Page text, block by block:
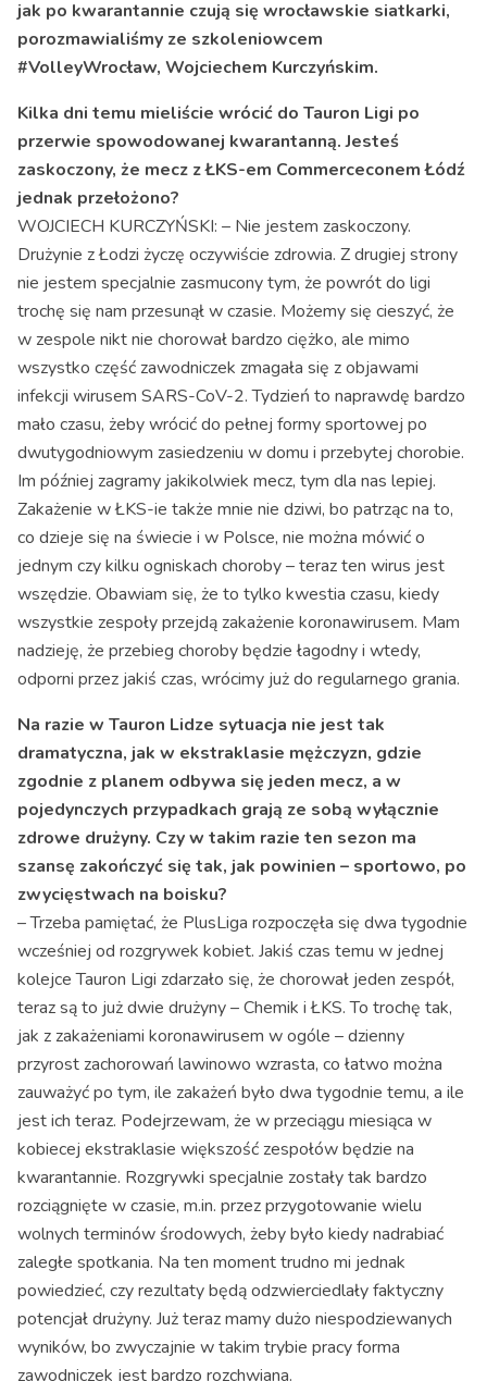
jak po kwarantannie czują się wrocławskie siatkarki,
porozmawialiśmy ze szkoleniowcem
#VolleyWrocław, Wojciechem Kurczyńskim.
Kilka dni temu mieliście wrócić do Tauron Ligi po
przerwie spowodowanej kwarantanną. Jesteś
zaskoczony, że mecz z ŁKS-em Commerceconem Łódź
jednak przełożono?
WOJCIECH KURCZYŃSKI: – Nie jestem zaskoczony.
Drużynie z Łodzi życzę oczywiście zdrowia. Z drugiej strony
nie jestem specjalnie zasmucony tym, że powrót do ligi
trochę się nam przesunął w czasie. Możemy się cieszyć, że
w zespole nikt nie chorował bardzo ciężko, ale mimo
wszystko część zawodniczek zmagała się z objawami
infekcji wirusem SARS-CoV-2. Tydzień to naprawdę bardzo
mało czasu, żeby wrócić do pełnej formy sportowej po
dwutygodniowym zasiedzeniu w domu i przebytej chorobie.
Im później zagramy jakikolwiek mecz, tym dla nas lepiej.
Zakażenie w ŁKS-ie także mnie nie dziwi, bo patrząc na to,
co dzieje się na świecie i w Polsce, nie można mówić o
jednym czy kilku ogniskach choroby – teraz ten wirus jest
wszędzie. Obawiam się, że to tylko kwestia czasu, kiedy
wszystkie zespoły przejdą zakażenie koronawirusem. Mam
nadzieję, że przebieg choroby będzie łagodny i wtedy,
odporni przez jakiś czas, wrócimy już do regularnego grania.
Na razie w Tauron Lidze sytuacja nie jest tak
dramatyczna, jak w ekstraklasie mężczyzn, gdzie
zgodnie z planem odbywa się jeden mecz, a w
pojedynczych przypadkach grają ze sobą wyłącznie
zdrowe drużyny. Czy w takim razie ten sezon ma
szansę zakończyć się tak, jak powinien – sportowo, po
zwycięstwach na boisku?
– Trzeba pamiętać, że PlusLiga rozpoczęła się dwa tygodnie
wcześniej od rozgrywek kobiet. Jakiś czas temu w jednej
kolejce Tauron Ligi zdarzało się, że chorował jeden zespół,
teraz są to już dwie drużyny – Chemik i ŁKS. To trochę tak,
jak z zakażeniami koronawirusem w ogóle – dzienny
przyrost zachorowań lawinowo wzrasta, co łatwo można
zauważyć po tym, ile zakażeń było dwa tygodnie temu, a ile
jest ich teraz. Podejrzewam, że w przeciągu miesiąca w
kobiecej ekstraklasie większość zespołów będzie na
kwarantannie. Rozgrywki specjalnie zostały tak bardzo
rozciągnięte w czasie, m.in. przez przygotowanie wielu
wolnych terminów środowych, żeby było kiedy nadrabiać
zaległe spotkania. Na ten moment trudno mi jednak
powiedzieć, czy rezultaty będą odzwierciedlały faktyczny
potencjał drużyny. Już teraz mamy dużo niespodziewanych
wyników, bo zwyczajnie w takim trybie pracy forma
zawodniczek jest bardzo rozchwiana.